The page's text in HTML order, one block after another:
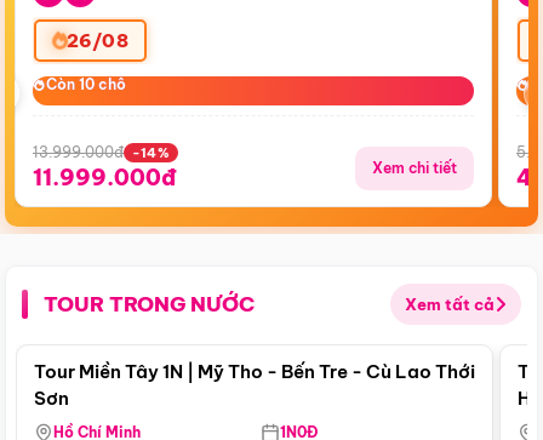
26/08
Còn 10 chỗ
Còn 10 chỗ
13.999.000đ -14%
11.999.000đ Xem chi tiết
TOUR TRONG NƯỚC Xem tất cả
Điểm nổi bật
Tour Miền Tây 1N | Mỹ Tho - Bến Tre - Cù Lao Thới
Sơn
Hồ Chí Minh 1N0Đ